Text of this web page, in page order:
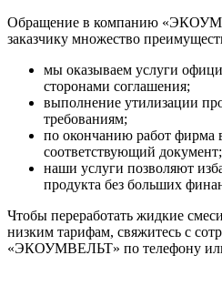
Обращение в компанию
заказчику множество
мы оказываем услуги
сторонами соглашения;
выполнение утилизации
требованиям;
по окончанию работ фирма
соответствующий документ;
наши услуги позволяют
продукта без больших
Чтобы переработать жидкие
низким тарифам, свяжитесь с
«ЭКОУМВЕЛЬТ» по телефону